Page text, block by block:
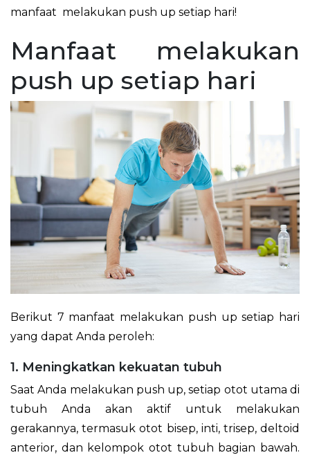
manfaat melakukan push up setiap hari!
Manfaat melakukan
push up setiap hari
Berikut 7 manfaat melakukan push up setiap hari
yang dapat Anda peroleh:
1. Meningkatkan kekuatan tubuh
Saat Anda melakukan push up, setiap otot utama di
tubuh Anda akan aktif untuk melakukan
gerakannya, termasuk otot bisep, inti, trisep, deltoid
anterior, dan kelompok otot tubuh bagian bawah.